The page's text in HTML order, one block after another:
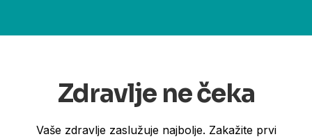
Zdravlje ne čeka
Vaše zdravlje zaslužuje najbolje. Zakažite prvi